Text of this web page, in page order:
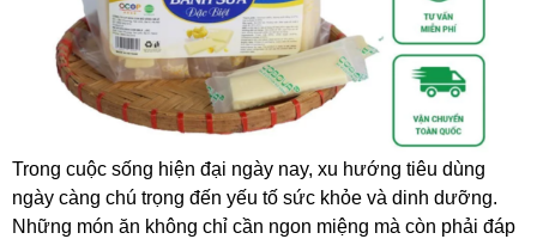
Trong cuộc sống hiện đại ngày nay, xu hướng tiêu dùng
ngày càng chú trọng đến yếu tố sức khỏe và dinh dưỡng.
Những món ăn không chỉ cần ngon miệng mà còn phải đáp